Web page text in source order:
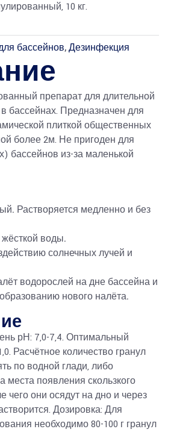
10 кг.
бассейнов,Дезинфекция
препарат для длительной
бассейнах. Предназначен для
плиткой общественных
более 2м. Не пригоден для
бассейнов из-за маленькой
Растворяется медленно и без
воды.
солнечных лучей и
водорослей на дне бассейна и
нового налёта.
рН: 7,0-7,4. Оптимальный
Расчётное количество гранул
по водной глади, либо
места появления скользкого
чего они осядут на дно и через
Дозировка: Для
необходимо 80-100 г гранул